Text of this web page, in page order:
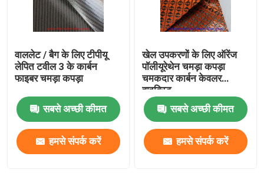
अग्नि प्रतिरोधी परावर्तक कपड़े
वाललेट / बैग के लिए टीपीयू
लेपित टवील 3 के कार्बन
फाइबर चमड़ा कपड़ा
सबसे अच्छी कीमत
हमसे संपर्क करें
खेल उपकरणों के लिए ऑरेंज
पॉलीयूरेथेन चमड़ा कपड़ा
चमकदार कार्बन केवलर
हाइब्रिड
सबसे अच्छी कीमत
हमसे संपर्क करें